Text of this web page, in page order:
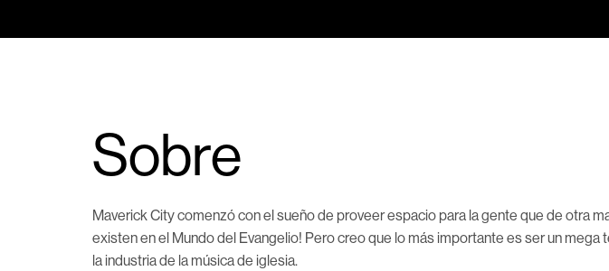
Sobre
Maverick City comenzó con el sueño de proveer espacio para la gente que de otra
existen en el Mundo del Evangelio! Pero creo que lo más importante es ser un
la industria de la música de iglesia.